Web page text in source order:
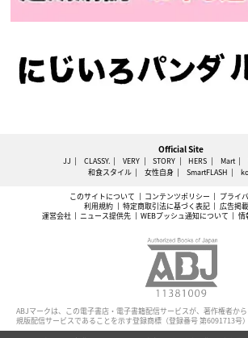
Official Site
JJ CLASSY. VERY STORY HERS Mart
和食スタイル
女性自身 SmartFLASH
このサイトについて コンテンツポリシー
プライ
利用規約
特定商取引法に基づく表記
広告掲
運営会社
ニュース提供先 WEBプッシュ通知について 情
ABJマークは、この電子書店・電子書籍配信サービスが、著作権者か
規版配信サービスであることを示す登録商標（登録番号 第6091713号）